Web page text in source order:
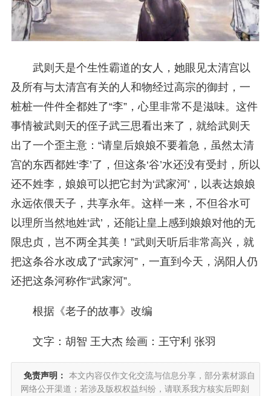
武则天是个生性霸道的女人，她眼见太清宫以
及所有与太清宫有关的人和物经过高宗的御封，一
桩桩一件件全都姓了“李”，心里非常不是滋味。这件
事情被武则天的侄子武三思看出来了，就给武则天
出了一个歪主意：“请皇后娘娘不要着急，虽然太清
宫的东西都姓‘李’了，但这条‘谷’水还没有受封，所以
还不姓李，娘娘可以把它封为‘武家河’，以表达娘娘
永远依偎天子，共享永年。这样一来，不但谷水可
以理所当然地姓‘武’，还能让皇上感到娘娘对他的无
限忠贞，岂不两全其美！”武则天听后非常高兴，就
把这条谷水改成了“武家河”，一直到今天，涡阳人仍
还把这条河称作“武家河”。
根据《老子的故事》改编
文字：胡智 王大杰 绘画：王守利 张羽
免责声明：
本文内容仅作文化交流与信息分享，部分素材源自
网络公开渠道；若涉及版权权益纠纷，请联系我方核实后即刻